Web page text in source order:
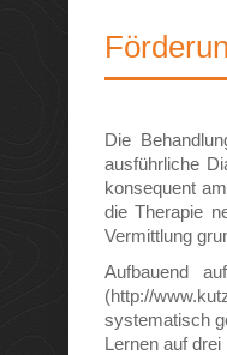
Die
ausführliche
konsequent
die Therapie
Vermittlung
Aufbauend
(http://
systematisch
Lernen auf